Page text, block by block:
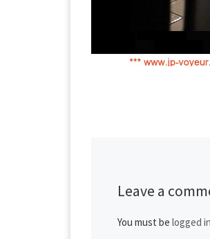
Leave a
You must be logged in